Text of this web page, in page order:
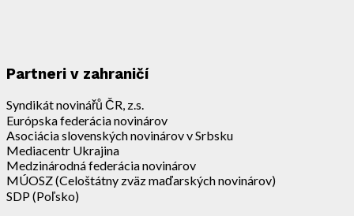
Partneri v zahraničí
Syndikát novinářů ČR, z.s.
Európska federácia novinárov
Asociácia slovenských novinárov v Srbsku
Mediacentr Ukrajina
Medzinárodná federácia novinárov
MÚOSZ (Celoštátny zväz maďarských novinárov)
SDP (Poľsko)